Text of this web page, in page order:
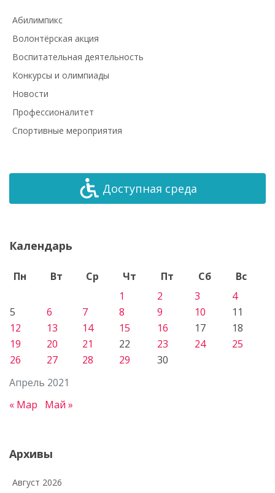
Абилимпикс
Волонтёрская акция
Воспитательная деятельность
Конкурсы и олимпиады
Новости
Профессионалитет
Спортивные мероприятия
Доступная среда
Календарь
Апрель 2021
Пн Вт Ср Чт Пт Сб
Вс
1
2 3
4
5
6 7 8 9 10
11
12
13 14 15 16 17
18
19
20 21 22 23 24
25
26
27 28 29 30
« Мар Май »
Архивы
Август 2026